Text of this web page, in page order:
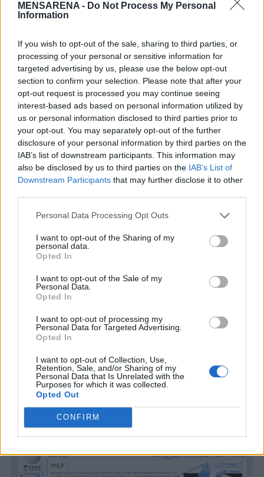
MENSARENA - Do Not Process My Personal
Information
If you wish to opt-out of the sale, sharing to third parties, or
processing of your personal or sensitive information for
targeted advertising by us, please use the below opt-out
section to confirm your selection. Please note that after your
opt-out request is processed you may continue seeing
interest-based ads based on personal information utilized by
us or personal information disclosed to third parties prior to
your opt-out. You may separately opt-out of the further
disclosure of your personal information by third parties on the
IAB’s list of downstream participants. This information may
also be disclosed by us to third parties on the IAB’s List of
Downstream Participants that may further disclose it to other
Personal Data Processing Opt Outs
I want to opt-out of the Sharing of my
personal data.
Opted In
I want to opt-out of the Sale of my
Personal Data.
Opted In
I want to opt-out of processing my
Personal Data for Targeted Advertising.
Opted In
I want to opt-out of Collection, Use,
Retention, Sale, and/or Sharing of my
Personal Data that Is Unrelated with the
Purposes for which it was collected.
Opted Out
CONFIRM
βιβλίο,Το Δώρο, κυκλοφόρησε το 2018 και
ιστορίες που μπορεί και να σου αλλάξουν τη
ζωή. Παράλληλα, εργάζεται εντατικά για το
όνειρό του, το μάθημα «ΝΑΙ, ΜΠΟΡΩ», ένα
μάθημα αξιών κι αυτογνωσίας, το οποίο
φιλοδοξεί να μπει σε όλα τα σχολεία της
Ελλάδας, από την πρώτη κιόλας δημοτικού.
Είναι περήφανος πατέρας δύο κοριτσιών
ηλικίας 7 και 10, της Αίνειας και της Αύρας.
Tags from the story
Κάπταιν,Στέφανος Ξενάκης
You may also like
: